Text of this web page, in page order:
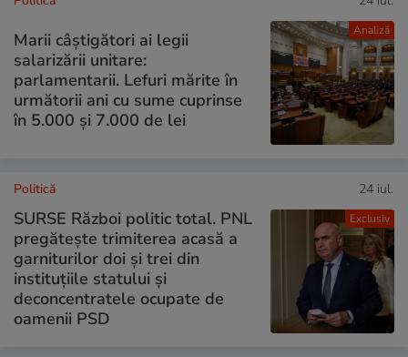
Analiză
Marii câștigători ai legii
salarizării unitare:
parlamentarii. Lefuri mărite în
următorii ani cu sume cuprinse
în 5.000 și 7.000 de lei
Exclusiv
Politică 24 iul.
SURSE Război politic total. PNL
pregătește trimiterea acasă a
garniturilor doi și trei din
instituțiile statului și
deconcentratele ocupate de
oamenii PSD